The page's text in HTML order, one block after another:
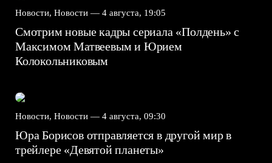
Новости, Новости — 4 августа, 19:05
Смотрим новые кадры сериала «Полдень» с
Максимом Матвеевым и Юрием
Колокольниковым
Новости, Новости — 4 августа, 09:30
Юра Борисов отправляется в другой мир в
трейлере «Девятой планеты»